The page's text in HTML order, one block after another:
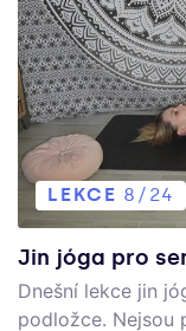
LEKCE 8/24
Jin jóga pro
Dnešní lekce jin
podložce. Nejsou